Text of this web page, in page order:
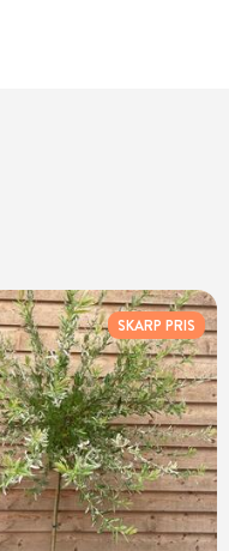
SKARP PRIS